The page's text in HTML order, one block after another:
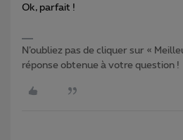
Ok, parfait !
N’oubliez pas de cliquer sur «
réponse obtenue à votre question !